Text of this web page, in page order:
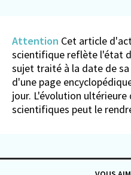
Attention Cet article
scientifique reflète l'état
sujet traité à la date de
d'une page
jour. L'évolution ultérieure
scientifiques peut le